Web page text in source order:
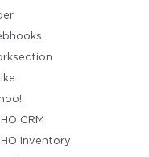
CRM
Inventory